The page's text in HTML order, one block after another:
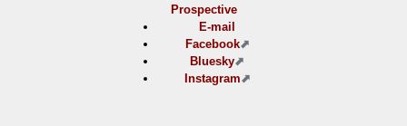
Prospective
E-mail
Facebook
Bluesky
Instagram